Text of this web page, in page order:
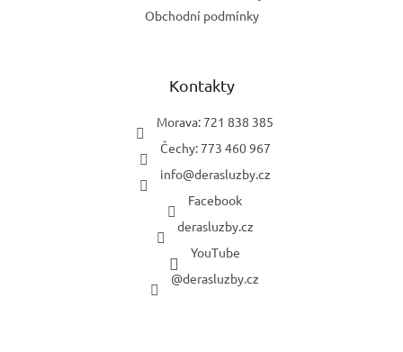
Obchodní podmínky
Kontakty
Morava: 721 838 385
Čechy: 773 460 967
info@derasluzby.cz
Facebook
derasluzby.cz
YouTube
@derasluzby.cz